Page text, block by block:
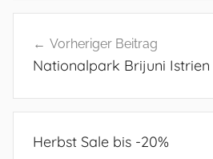
Vorheriger Beitrag
Nationalpark Brijuni Istrien
Herbst Sale bis -20%